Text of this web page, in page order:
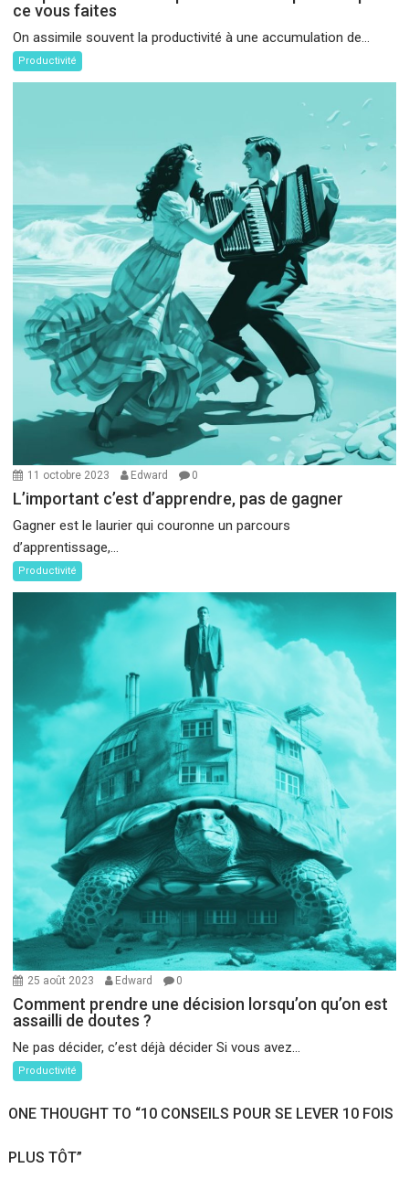
ce vous faites
On assimile souvent la productivité à une accumulation de...
Productivité
11 octobre 2023 Edward 0
L’important c’est d’apprendre, pas de gagner
Gagner est le laurier qui couronne un parcours
d’apprentissage,...
Productivité
25 août 2023 Edward 0
Comment prendre une décision lorsqu’on qu’on est
assailli de doutes ?
Ne pas décider, c’est déjà décider Si vous avez...
Productivité
ONE THOUGHT TO “10 CONSEILS POUR SE LEVER 10 FOIS
PLUS TÔT”